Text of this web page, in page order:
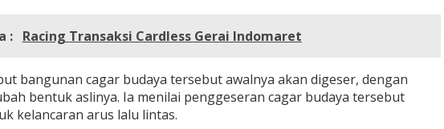
u
a
n
F
l
: Racing Transaksi Cardless Gerai Indomaret
bangunan cagar budaya tersebut awalnya akan digeser, dengan
bentuk aslinya. Ia menilai penggeseran cagar budaya tersebut
kelancaran arus lalu lintas.